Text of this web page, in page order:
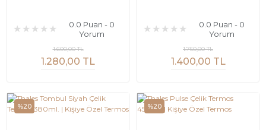
0.0 Puan - 0
Yorum
1.280,00 TL
1.600,00 TL
0.0 Puan - 0
Yorum
1.400,00 TL
1.750,00 TL
%20 %20